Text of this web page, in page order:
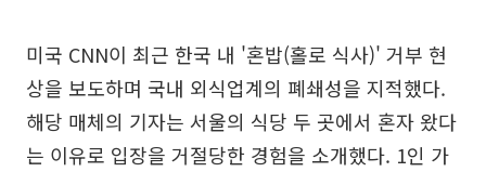
미국 CNN이 최근 한국 내 '혼밥(홀로 식사)' 거부 현
상을 보도하며 국내 외식업계의 폐쇄성을 지적했다.
해당 매체의 기자는 서울의 식당 두 곳에서 혼자 왔다
는 이유로 입장을 거절당한 경험을 소개했다. 1인 가